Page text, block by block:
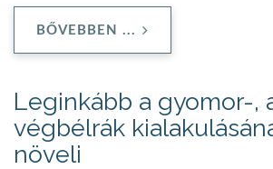
BŐVEBBEN ...
Leginkább a gyomor-,
végbélrák
növeli